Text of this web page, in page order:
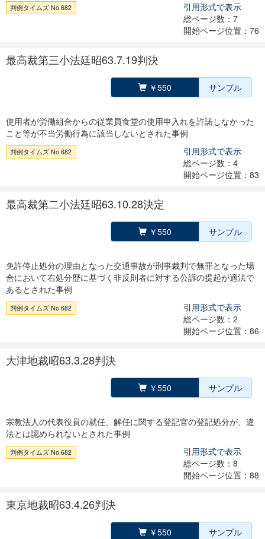
判例タイムズ No.682
引用形式で表示
総ページ数：7
開始ページ位置：76
最高裁第三小法廷昭63.7.19判決
￥550 サンプル
使用者が労働組合からの従業員食堂の使用申入れを許諾しなかった
こと等が不当労働行為に該当しないとされた事例
判例タイムズ No.682
引用形式で表示
総ページ数：4
開始ページ位置：83
最高裁第二小法廷昭63.10.28決定
￥550 サンプル
免許停止処分の理由となった交通事故が刑事裁判で無罪となった場
合において右処分歴に基づく非反則者に対する公訴の提起が適法で
あるとされた事例
判例タイムズ No.682
引用形式で表示
総ページ数：2
開始ページ位置：86
大津地裁昭63.3.28判決
￥550 サンプル
宗教法人の代表役員の就任、解任に関する登記官の登記処分が、違
法とは認められないとされた事例
判例タイムズ No.682
引用形式で表示
総ページ数：8
開始ページ位置：88
東京地裁昭63.4.26判決
￥550 サンプル